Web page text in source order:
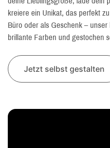
kreiere ein Unikat, das perfekt
Büro oder als Geschenk –
brillante Farben und gestochen
Jetzt selbst gestalten